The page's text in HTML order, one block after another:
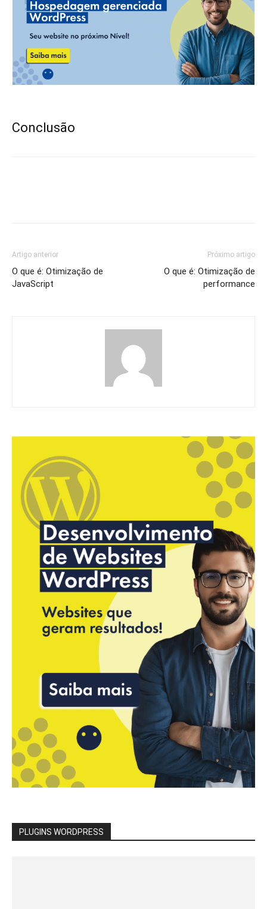
Conclusão
Artigo anterior
O que é: Otimização de
JavaScript
Próximo artigo
O que é: Otimização de
performance
PLUGINS WORDPRESS